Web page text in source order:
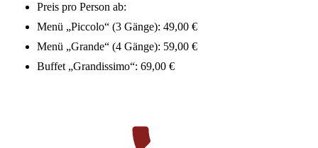
Preis pro Person ab:
Menü „Piccolo“ (3 Gänge): 49,00 €
Menü „Grande“ (4 Gänge): 59,00 €
Buffet „Grandissimo“: 69,00 €